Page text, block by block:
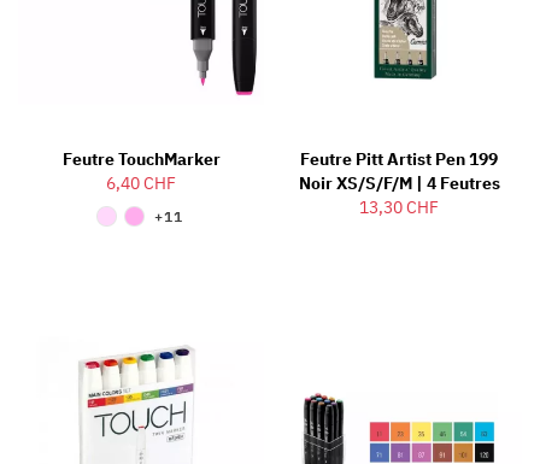
Feutre TouchMarker
6,40 CHF
+11
Feutre Pitt Artist Pen 199
Noir XS/S/F/M | 4 Feutres
13,30 CHF